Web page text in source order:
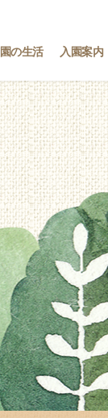
園の生活 入園案内